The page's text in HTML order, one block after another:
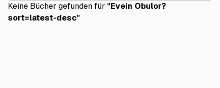
Keine Bücher gefunden für "Evein Obulor?
sort=latest-desc"